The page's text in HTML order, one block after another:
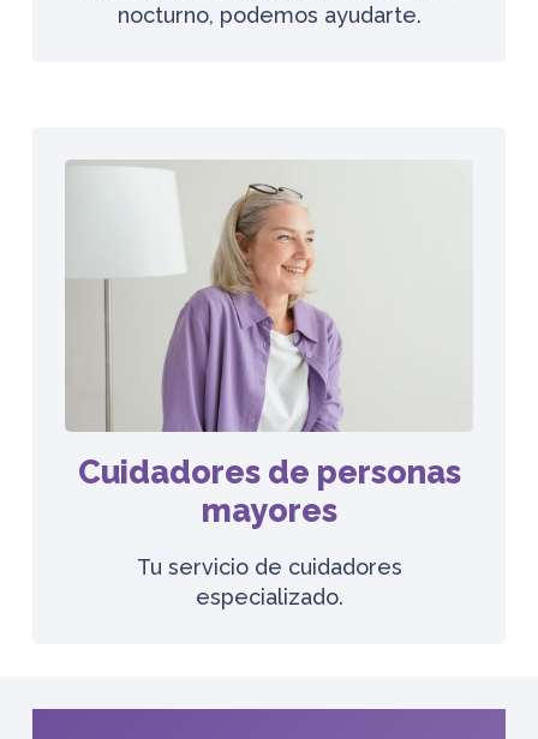
nocturno, podemos ayudarte.
Cuidadores de personas
mayores
Tu servicio de cuidadores
especializado.